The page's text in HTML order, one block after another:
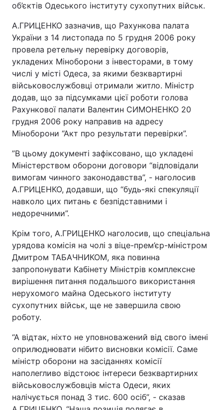
об’єктів Одеського інституту сухопутних військ.
А.ГРИЦЕНКО зазначив, що Рахункова палата
України з 14 листопада по 5 грудня 2006 року
провела ретельну перевірку договорів,
укладених Міноборони з інвесторами, в тому
числі у місті Одеса, за якими безквартирні
військовослужбовці отримали житло. Міністр
додав, що за підсумками цієї роботи голова
Рахункової палати Валентин СИМОНЕНКО 20
грудня 2006 року направив на адресу
Міноборони “Акт про результати перевірки”.
”В цьому документі зафіксовано, що укладені
Міністерством оборони договори “відповідали
вимогам чинного законодавства”, - наголосив
А.ГРИЦЕНКО, додавши, що “будь-які спекуляції
навколо цих питань є безпідставними і
недоречними”.
Крім того, А.ГРИЦЕНКО наголосив, що спеціальна
урядова комісія на чолі з віце-прем’єр-міністром
Дмитром ТАБАЧНИКОМ, яка повинна
запропонувати Кабінету Міністрів комплексне
вирішення питання подальшого використання
нерухомого майна Одеського інституту
сухопутних військ, ще не завершила свою
роботу.
“А відтак, ніхто не уповноважений від свого імені
оприлюднювати нібито висновки комісії. Саме
міністр оборони на засіданнях комісії
наполегливо відстоює інтереси безквартирних
військовослужбовців міста Одеси, яких
налічується понад 3 тис. 600 осіб”, - сказав